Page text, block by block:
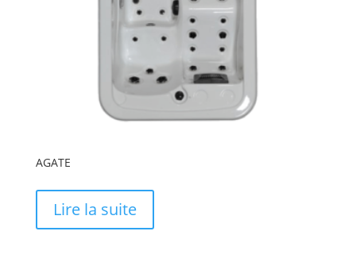
AGATE
Lire la suite